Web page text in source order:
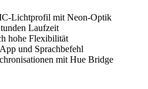
Lichtprofil mit Neon-Optik
Laufzeit
hohe Flexibilität
und Sprachbefehl
mit Hue Bridge